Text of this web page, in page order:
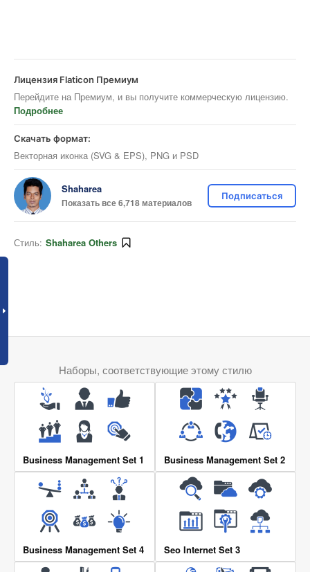
Лицензия Flaticon Премиум
Перейдите на Премиум, и вы получите коммерческую лицензию.
Подробнее
Скачать формат:
Векторная иконка (SVG & EPS), PNG и PSD
Shaharea
Показать все 6,718 материалов
Подписаться
Стиль: Shaharea Others
Наборы, соответствующие этому стилю
Business Management Set 1 Business Management Set 2
Business Management Set 4 Seo Internet Set 3